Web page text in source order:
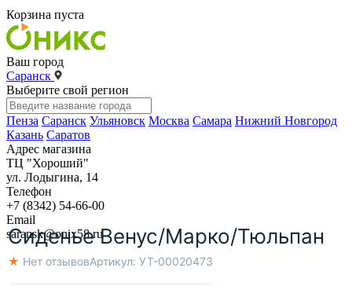
Корзина пуста
Ваш город
Саранск
Выберите свой регион
Пенза Саранск Ульяновск Москва Самара Нижний Новгород
Казань Саратов
Адрес магазина
ТЦ "Хороший"
ул. Лодыгина, 14
Телефон
+7 (8342) 54-66-00
Email
saransk@onix58.ru
Сиденье Венус/Марко/Тюльпан
★ Нет отзывовАртикул: УТ-00020473